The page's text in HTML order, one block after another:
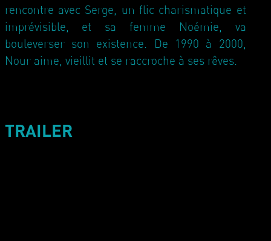
rencontre avec Serge, un flic charismatique et
imprévisible, et sa femme Noémie, va
bouleverser son existence. De 1990 à 2000,
Nour aime, vieillit et se raccroche à ses rêves.
TRAILER